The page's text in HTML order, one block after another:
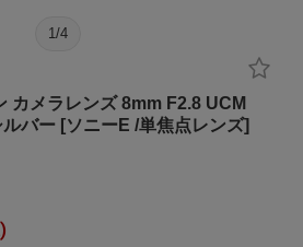
1 /4
カメラレンズ 8mm F2.8 UCM
バー [ソニーE /単焦点レンズ]